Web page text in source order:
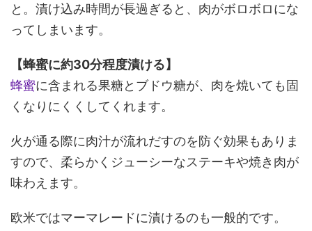
と 。漬け込み時間が長過ぎると、肉がボロボロにな
ってしまいます。
【蜂蜜に約30分程度漬ける】
蜂蜜に含まれる果糖とブドウ糖が、肉を焼いても固
くなりにくくしてくれます。
火が通る際に肉汁が流れだすのを防ぐ効果もありま
すので、柔らかくジューシーなステーキや焼き肉が
味わえます。
欧米ではマーマレードに漬けるのも一般的です。